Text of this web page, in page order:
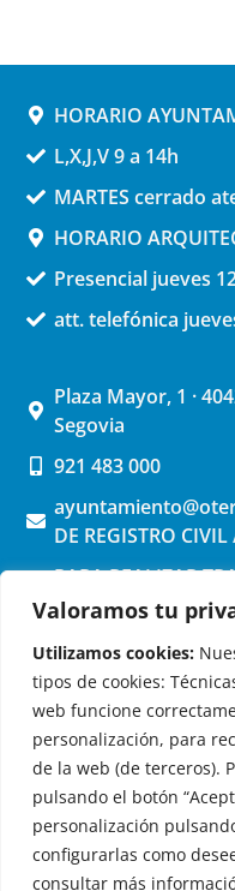
Valoramos tu
Utilizamos cookies:
tipos de cookies:
web funcione
personalización, para
de la web (de terceros).
pulsando el botón
personalización
configurarlas como
consultar más
HORARIO
L,X,J,V 9 a 14h
MARTES cerrado
HORARIO
Presencial jueves
att. telefónica
Plaza Mayor, 1 ·
Segovia
921 483 000
DE REGISTRO
PARA REALIZAR
ELECTRONICA
OTERO DE HERREROS EN